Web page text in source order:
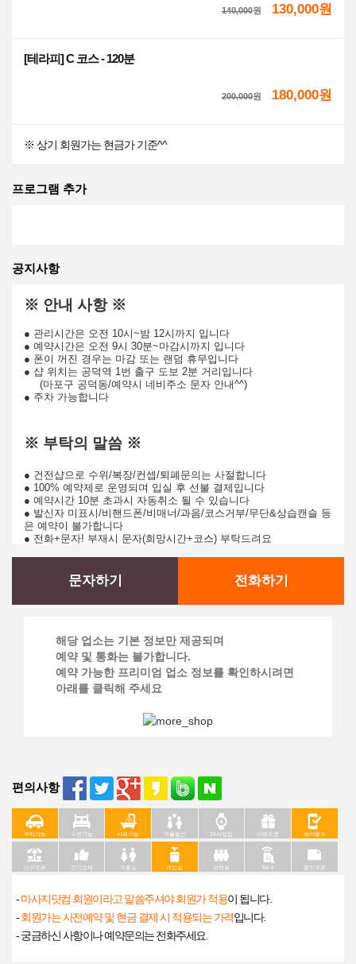
140,000원 130,000원
[테라피] C 코스 - 120분
200,000원 180,000원
※ 상기 회원가는 현금가 기준^^
프로그램 추가
공지사항
※ 안내 사항 ※
● 관리시간은 오전 10시~밤 12시까지 입니다
● 예약시간은 오전 9시 30분~마감시까지 입니다​
● 폰이 꺼진 경우는 마감 또는 랜덤 휴무입니다
● 샵 위치는 공덕역 1번 출구 도보 2분 거리입니다
(마포구 공덕동/예약시 네비주소 문자 안내^^)
● 주차 가능합니다
※ 부탁의 말씀 ※
● 건전샵으로 수위/복장/컨셉/퇴폐문의는 사절합니다
● 100% 예약제로 운영되며 입실 후 선불 결제입니다
● 예약시간 10분 초과시 자동취소 될 수 있습니다
● 발신자 미표시/비핸드폰/비매너/과음/코스거부/무단&상습캔슬 등
은 예약이 불가합니다
● 전화+문자! 부재시 문자(희망시간+코스) 부탁드려요
문자하기 전화하기
해당 업소는 기본 정보만 제공되며
예약 및 통화는 불가합니다.
예약 가능한 프리미엄 업소 정보를 확인하시려면
아래를 클릭해 주세요
편의사항
주차가능 수면가능 샤워가능 커플할인 24시영업 이벤트중 예약필수
신규오픈 인기업체 커플실 개인실 단체실 Wi-fi 할인쿠폰
-마사지닷컴 회원이라고 말씀주셔야 회원가 적용이 됩니다.
-회원가는 사전예약 및 현금 결제 시 적용되는 가격입니다.
- 궁금하신 사항이나 예약문의는 전화주세요.